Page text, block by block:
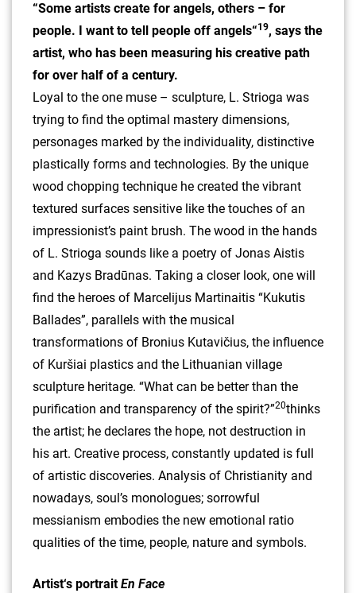
“Some artists create for angels, others – for
people. I want to tell people off angels“19, says the
artist, who has been measuring his creative path
for over half of a century.
Loyal to the one muse – sculpture, L. Strioga was
trying to find the optimal mastery dimensions,
personages marked by the individuality, distinctive
plastically forms and technologies. By the unique
wood chopping technique he created the vibrant
textured surfaces sensitive like the touches of an
impressionist’s paint brush. The wood in the hands
of L. Strioga sounds like a poetry of Jonas Aistis
and Kazys Bradūnas. Taking a closer look, one will
find the heroes of Marcelijus Martinaitis “Kukutis
Ballades”, parallels with the musical
transformations of Bronius Kutavičius, the influence
of Kuršiai plastics and the Lithuanian village
sculpture heritage. “What can be better than the
purification and transparency of the spirit?”20thinks
the artist; he declares the hope, not destruction in
his art. Creative process, constantly updated is full
of artistic discoveries. Analysis of Christianity and
nowadays, soul’s monologues; sorrowful
messianism embodies the new emotional ratio
qualities of the time, people, nature and symbols.
Artist‘s portraitEn Face